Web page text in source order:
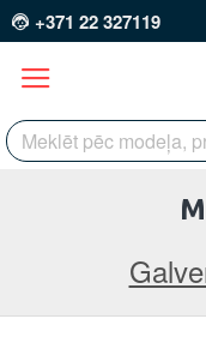
+371 22 327119